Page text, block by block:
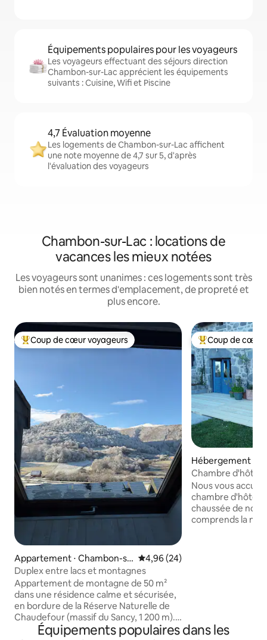
Équipements populaires pour les voyageurs
Les voyageurs effectuant des séjours direction
Chambon-sur-Lac apprécient les équipements
suivants : Cuisine, Wifi et Piscine
4,7 Évaluation moyenne
Les logements de Chambon-sur-Lac affichent
une note moyenne de 4,7 sur 5, d'après
l'évaluation des voyageurs
Chambon-sur-Lac : locations de
vacances les mieux notées
Les voyageurs sont unanimes : ces logements sont très
bien notés en termes d'emplacement, de propreté et
plus encore.
Coups de cœur voyageurs les plus appréciés
Coup de cœur voyageurs
Appartement ⋅ Chambon-su
r-Lac
Évaluation moyenne sur la
4,96 (24)
Duplex entre lacs et montagnes
Appartement de montagne de 50 m²
dans une résidence calme et sécurisée,
en bordure de la Réserve Naturelle de
Chaudefour (massif du Sancy, 1 200 m). 2
chambres + canapé convertible, jusqu’à
Coups de cœur
Coup de cœur
Hébergement ⋅
ur-Lac
Chambre d'hôtes
déjeuners.
Nous vous
chambre d'hôtes
chaussée de
comprends la
Btl de
Équipements populaires dans les